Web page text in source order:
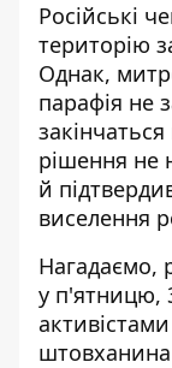
Російські
територію
Однак,
парафія не
закінчаться
рішення не
й
виселення
Нагадаємо,
у п'ятницю,